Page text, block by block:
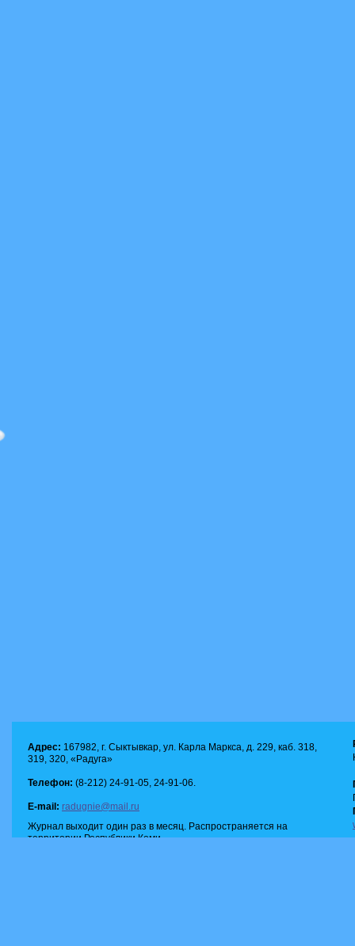
Адрес: 167982, г. Сыктывкар, ул. Карла Маркса, д. 229, каб. 318,
319, 320, «Радуга»
Телефон: (8-212) 24-91-05, 24-91-06.
E-mail: radugnie@mail.ru
Журнал выходит один раз в месяц. Распространяется на
территории Республики Коми.